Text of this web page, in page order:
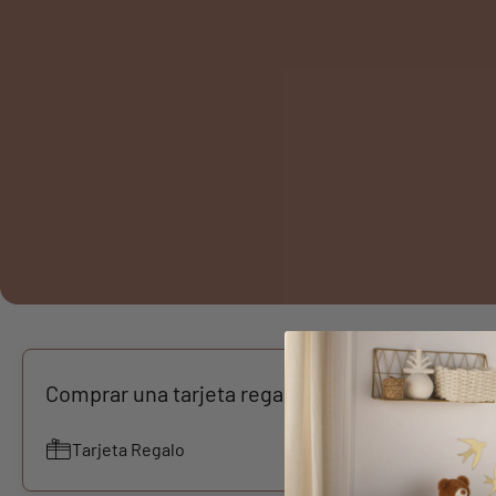
Comprar una tarjeta regalo
Tarjeta Regalo -27,11%